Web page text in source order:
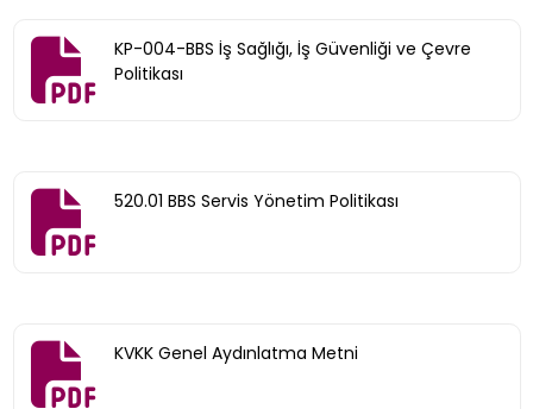
KP-004-BBS İş Sağlığı, İş Güvenliği ve Çevre
Politikası
520.01 BBS Servis Yönetim Politikası
KVKK Genel Aydınlatma Metni